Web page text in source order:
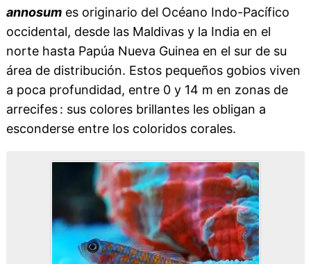
annosumes originario del Océano Indo-Pacífico
occidental, desde las Maldivas y la India en el
norte hasta Papúa Nueva Guinea en el sur de su
área de distribución. Estos pequeños gobios viven
a poca profundidad, entre 0 y 14 m en zonas de
arrecifes : sus colores brillantes les obligan a
esconderse entre los coloridos corales.